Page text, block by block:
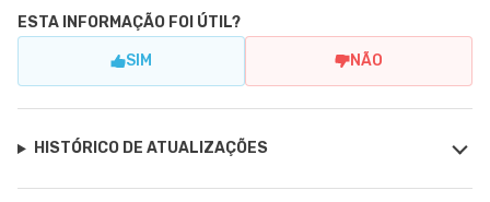
ESTA INFORMAÇÃO FOI ÚTIL?
SIM NÃO
HISTÓRICO DE ATUALIZAÇÕES